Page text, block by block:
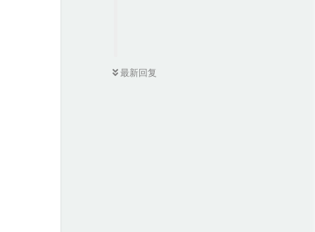
最新回复